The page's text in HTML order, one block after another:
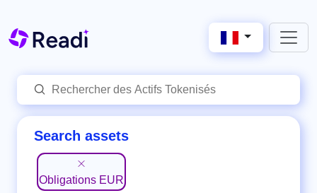
Search assets
Obligations EUR